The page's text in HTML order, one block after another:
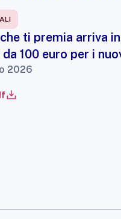
ti premia arriva
100 euro per i
2026